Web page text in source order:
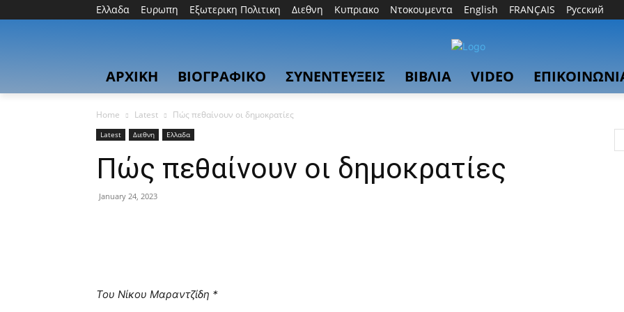
Ελλαδα Ευρωπη Εξωτερικη Πολιτικη Διεθνη Κυπριακο Ντοκουμεντα English FRANÇAIS Русский
ΑΡΧΙΚΗ ΒΙΟΓΡΑΦΙΚΟ ΣΥΝΕΝΤΕΥΞΕΙΣ ΒΙΒΛΙΑ VIDEO
Home Latest Πώς πεθαίνουν οι δημοκρατίες
Latest Διεθνη Ελλαδα
Πώς πεθαίνουν οι δημοκρατίες
January 24, 2023
Του Νίκου Μαραντζίδη *